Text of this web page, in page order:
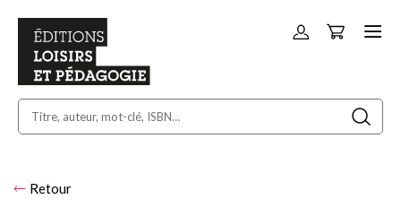
Allez
Panier
Retour